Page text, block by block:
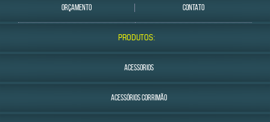
ORÇAMENTO CONTATO
PRODUTOS:
ACESSORIOS
ACESSÓRIOS CORRIMÃO